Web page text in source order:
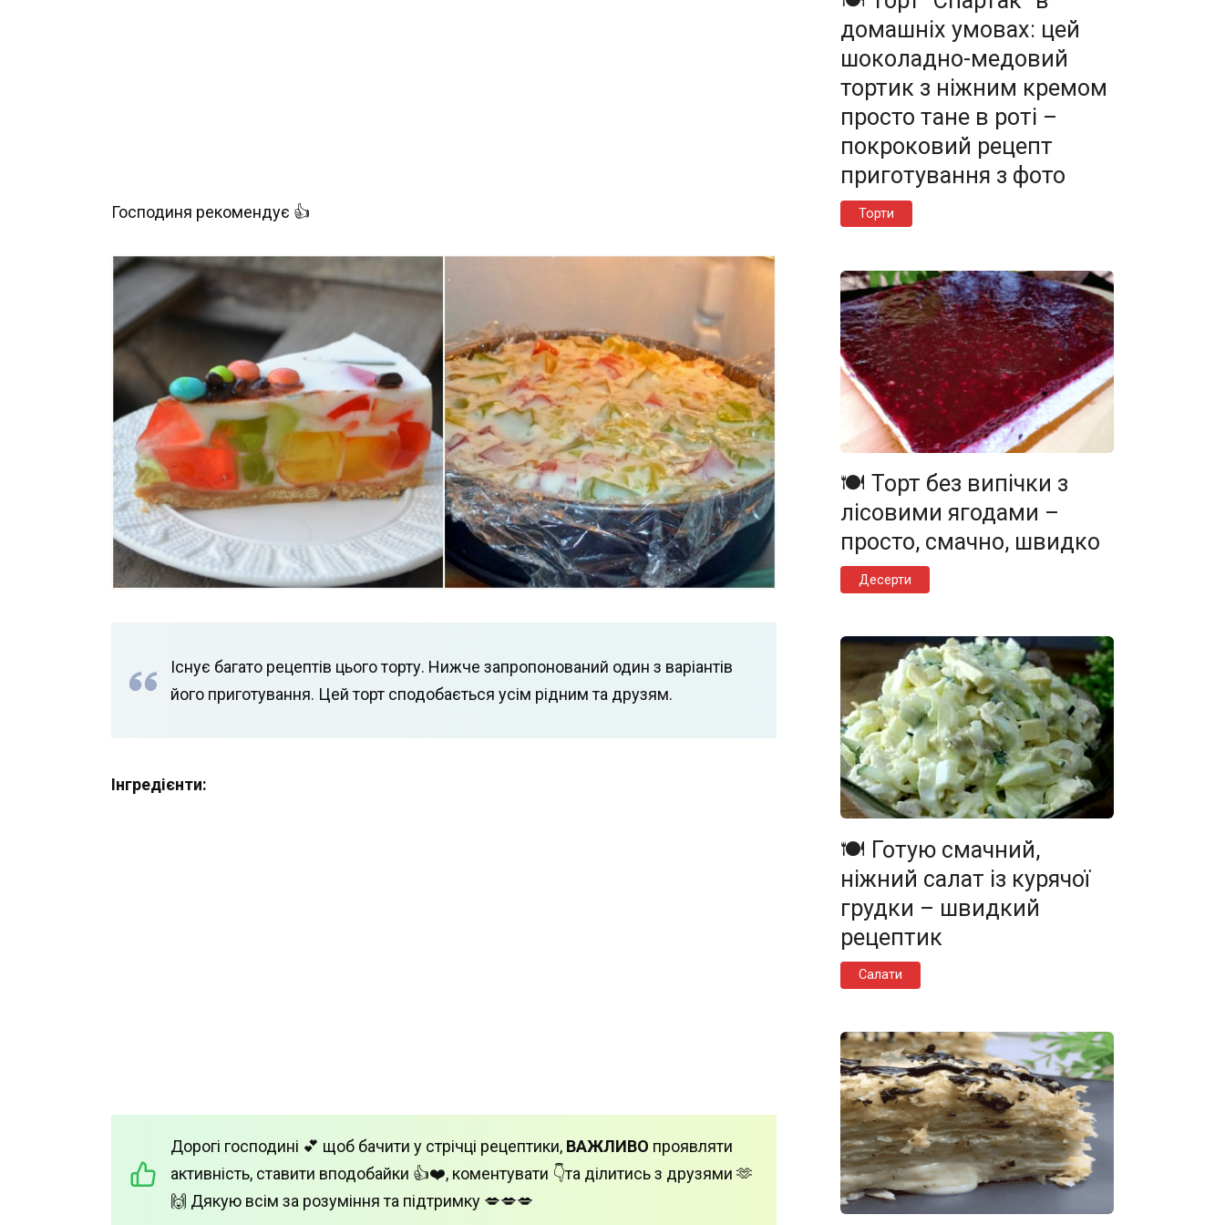
Господиня рекомендує 👍
Існує багато рецептів цього торту. Нижче запропонований один з варіантів
його приготування. Цей торт сподобається усім рідним та друзям.
Інгредієнти:
Дорогі господині 💕 щоб бачити у стрічці рецептики, ВАЖЛИВО проявляти
активність, ставити вподобайки 👍❤️, коментувати 👇та ділитись з друзями 🫶
🙌 Дякую всім за розуміння та підтримку 💋💋💋
домашніх умовах: цей
шоколадно-медовий
тортик з ніжним кремом
просто тане в роті –
покроковий рецепт
приготування з фото
Торти
🍽️ Торт без випічки з
лісовими ягодами –
просто, смачно, швидко
Десерти
🍽️ Готую смачний,
ніжний салат із курячої
грудки – швидкий
рецептик
Салати